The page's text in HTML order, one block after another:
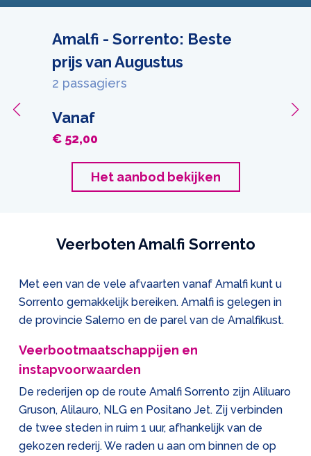
Amalfi - Sorrento: Beste
prijs van Augustus
2 passagiers
Vanaf
€ 52,00
Het aanbod bekijken
Veerboten Amalfi Sorrento
Met een van de vele afvaarten vanaf Amalfi kunt u
Sorrento gemakkelijk bereiken. Amalfi is gelegen in
de provincie Salerno en de parel van de Amalfikust.
Veerbootmaatschappijen en
instapvoorwaarden
De rederijen op de route Amalfi Sorrento zijn Aliluaro
Gruson, Alilauro, NLG en Positano Jet. Zij verbinden
de twee steden in ruim 1 uur, afhankelijk van de
gekozen rederij. We raden u aan om binnen de op